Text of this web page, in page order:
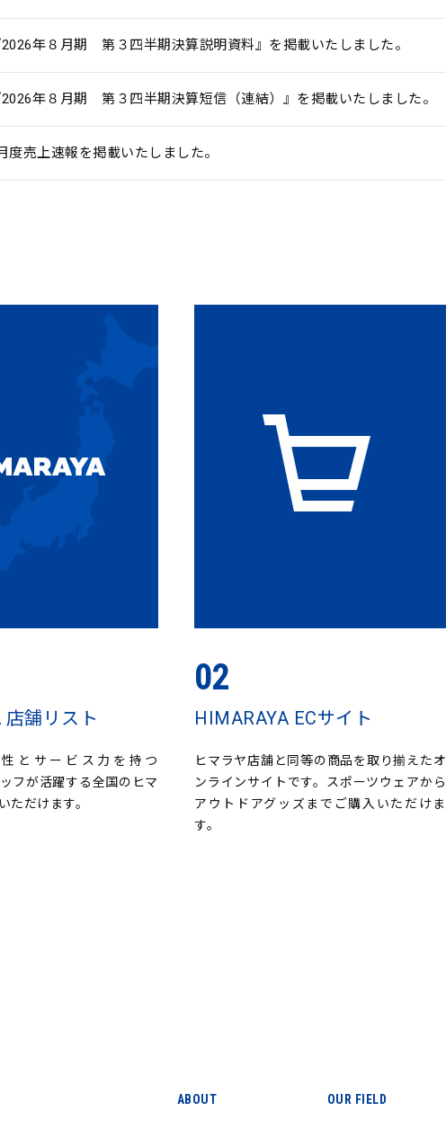
2026年８月期 第３四半期決算説明資料』を掲載いたしました。
2026年８月期 第３四半期決算短信（連結）』を掲載いたしました。
度売上速報を掲載いたしました。
店舗リスト
とサービス力を持つ
フが活躍する全国のヒマ
ただけます。
02
HIMARAYA ECサイト
ヒマラヤ店舗と同等の商品を取り揃えたオ
ンラインサイトです。スポーツウェアから
アウトドアグッズまでご購入いただけま
す。
ABOUT OUR FIELD